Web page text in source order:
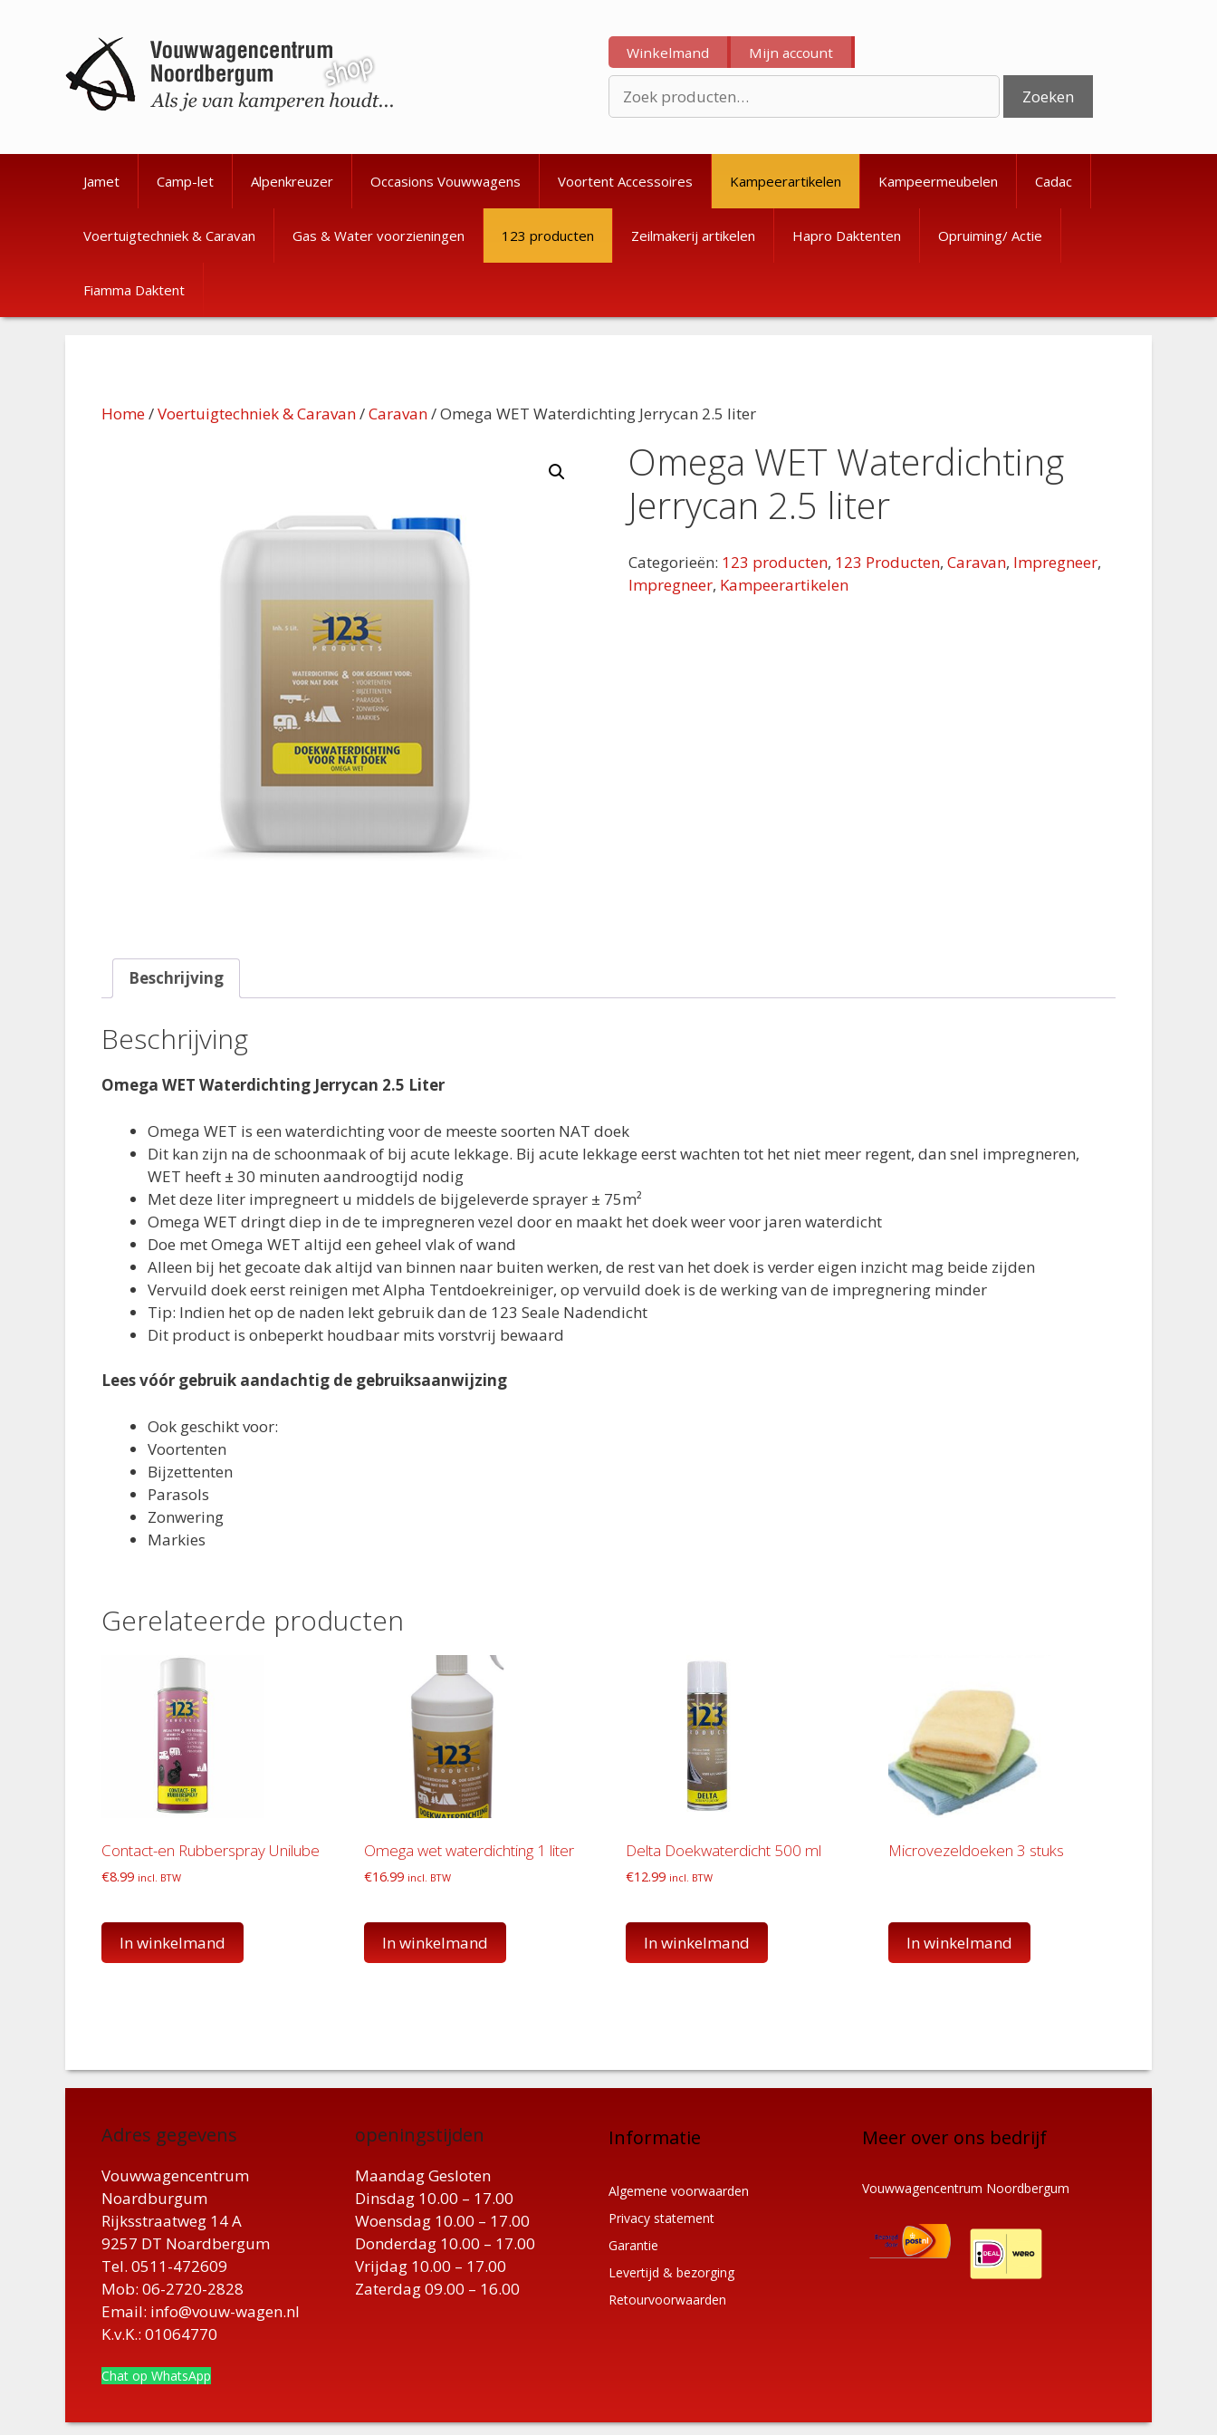
Winkelmand Mijn account
naar:
Zoeken
Jamet Camp-let Alpenkreuzer Occasions Vouwwagens Voortent Accessoires Kampeerartikelen Kampeermeubelen Cadac
Voertuigtechniek & Caravan Gas & Water voorzieningen 123 producten Zeilmakerij artikelen Hapro Daktenten Opruiming/ Actie
Fiamma Daktent
Home/Voertuigtechniek & Caravan/Caravan/ Omega WET Waterdichting Jerrycan 2.5 liter
Omega WET Waterdichting
Jerrycan 2.5 liter
Categorieën: 123 producten, 123 Producten,Caravan, Impregneer,
Impregneer, Kampeerartikelen
Beschrijving
Beschrijving
Omega WET Waterdichting Jerrycan 2.5 Liter
Omega WET is een waterdichting voor de meeste soorten NAT doek
Dit kan zijn na de schoonmaak of bij acute lekkage. Bij acute lekkage eerst wachten tot het niet meer regent, dan snel impregneren,
WET heeft ± 30 minuten aandroogtijd nodig
Met deze liter impregneert u middels de bijgeleverde sprayer ± 75m²
Omega WET dringt diep in de te impregneren vezel door en maakt het doek weer voor jaren waterdicht
Doe met Omega WET altijd een geheel vlak of wand
Alleen bij het gecoate dak altijd van binnen naar buiten werken, de rest van het doek is verder eigen inzicht mag beide zijden
Vervuild doek eerst reinigen met Alpha Tentdoekreiniger, op vervuild doek is de werking van de impregnering minder
Tip: Indien het op de naden lekt gebruik dan de 123 Seale Nadendicht
Dit product is onbeperkt houdbaar mits vorstvrij bewaard
Lees vóór gebruik aandachtig de gebruiksaanwijzing
Ook geschikt voor:
Voortenten
Bijzettenten
Parasols
Zonwering
Markies
Gerelateerde producten
Contact-en Rubberspray Unilube
€8.99 incl. BTW
In winkelmand
Omega wet waterdichting 1 liter
€16.99 incl. BTW
In winkelmand
Delta Doekwaterdicht 500 ml
€12.99 incl. BTW
In winkelmand
Microvezeldoeken 3 stuks
In winkelmand
Adres gegevens
Vouwwagencentrum
Noardburgum
Rijksstraatweg 14 A
9257 DT Noardbergum
Tel. 0511-472609
Mob: 06-2720-2828
Email: info@vouw-wagen.nl
K.v.K.: 01064770
Chat op WhatsApp
openingstijden
Maandag Gesloten
Dinsdag 10.00 – 17.00
Woensdag 10.00 – 17.00
Donderdag 10.00 – 17.00
Vrijdag 10.00 – 17.00
Zaterdag 09.00 – 16.00
Informatie
Algemene voorwaarden
Privacy statement
Garantie
Levertijd & bezorging
Retourvoorwaarden
Meer over ons bedrijf
Vouwwagencentrum Noordbergum